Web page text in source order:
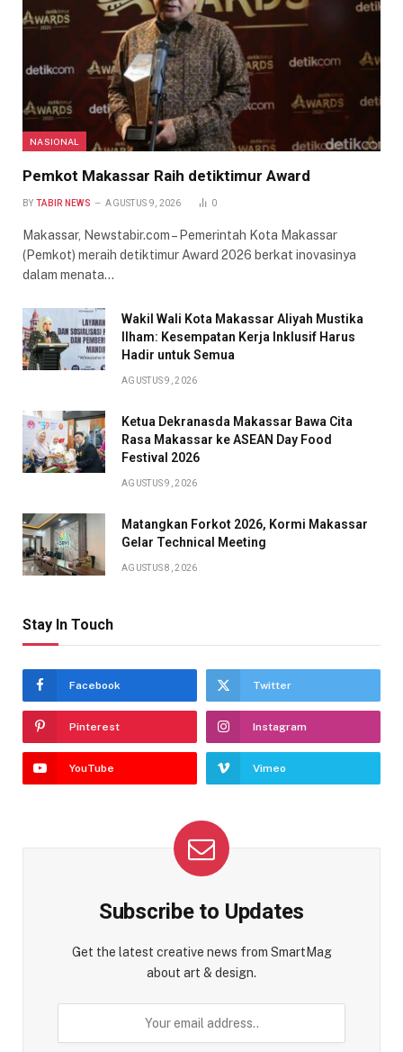
NASIONAL
Pemkot Makassar Raih detiktimur Award
BY TABIR NEWS AGUSTUS 9, 2026 0
Makassar, Newstabir.com – Pemerintah Kota Makassar
(Pemkot) meraih detiktimur Award 2026 berkat inovasinya
dalam menata…
Wakil Wali Kota Makassar Aliyah Mustika
Ilham: Kesempatan Kerja Inklusif Harus
Hadir untuk Semua
AGUSTUS 9, 2026
Ketua Dekranasda Makassar Bawa Cita
Rasa Makassar ke ASEAN Day Food
Festival 2026
AGUSTUS 9, 2026
Matangkan Forkot 2026, Kormi Makassar
Gelar Technical Meeting
AGUSTUS 8, 2026
Stay In Touch
Facebook Twitter
Pinterest Instagram
YouTube Vimeo
Subscribe to Updates
Get the latest creative news from SmartMag
about art & design.